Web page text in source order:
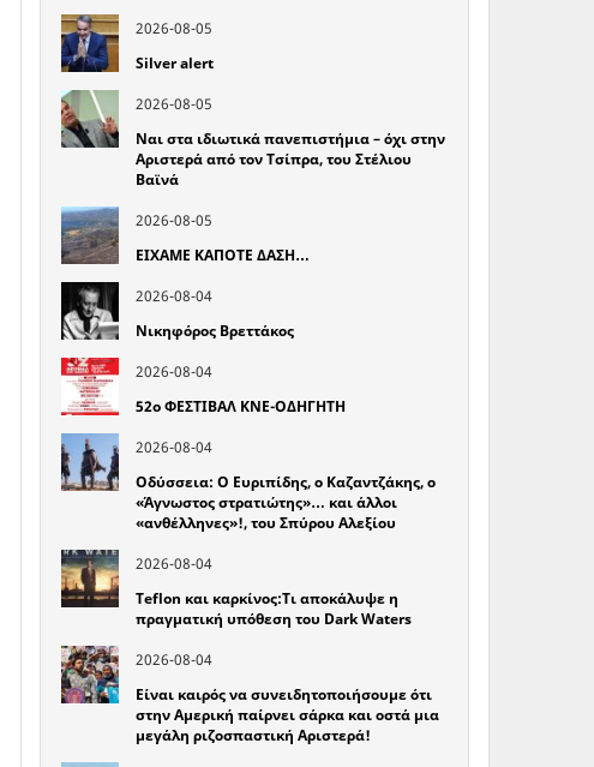
2026-08-05
Silver alert
2026-08-05
Ναι στα ιδιωτικά πανεπιστήμια – όχι στην
Αριστερά από τον Τσίπρα, του Στέλιου
Βαϊνά
2026-08-05
ΕΙΧΑΜΕ ΚΑΠΟΤΕ ΔΑΣΗ…
2026-08-04
Νικηφόρος Βρεττάκος
2026-08-04
52o ΦΕΣΤΙΒΑΛ ΚΝΕ-ΟΔΗΓΗΤΗ
2026-08-04
Οδύσσεια: Ο Ευριπίδης, ο Καζαντζάκης, ο
«Άγνωστος στρατιώτης»… και άλλοι
«ανθέλληνες»!, του Σπύρου Αλεξίου
2026-08-04
Teflon και καρκίνος:Τι αποκάλυψε η
πραγματική υπόθεση του Dark Waters
2026-08-04
Είναι καιρός να συνειδητοποιήσουμε ότι
στην Αμερική παίρνει σάρκα και οστά μια
μεγάλη ριζοσπαστική Αριστερά!